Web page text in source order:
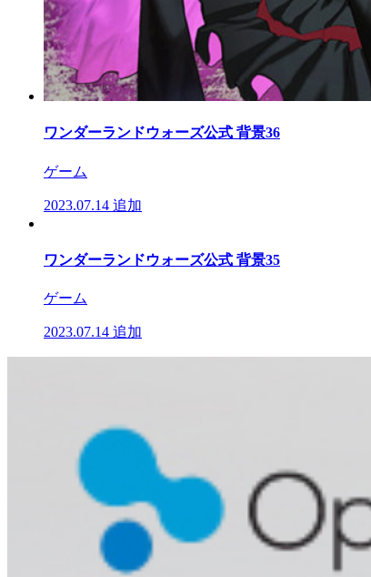
ワンダーランドウォーズ公式 背景36
ゲーム
2023.07.14 追加
ワンダーランドウォーズ公式 背景35
ゲーム
2023.07.14 追加